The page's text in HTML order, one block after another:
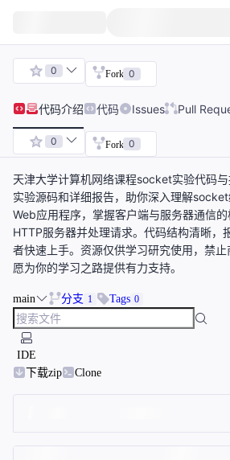
0 Fork 0
代码介绍 代码 Issues Pull
0 Fork 0
天津大学计算机网络课程socket实验代码
实验源码和详细报告，助你深入理解
Web应用程序，掌握客户端与服务器通信
HTTP服务器并处理请求。代码结构清晰，
者快速上手。资源仅供学习研究使用，禁止
愿为你的学习之路提供有力支持。
main 分支 1 Tags 0
IDE
下载zip
Clone